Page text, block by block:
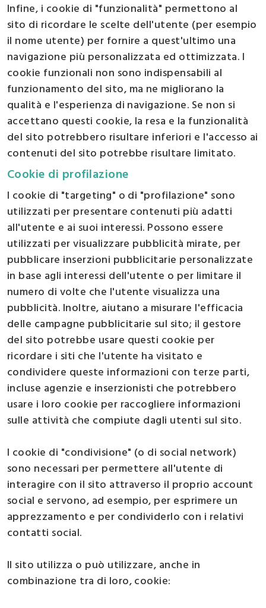
Infine, i cookie di "funzionalità" permettono al
sito di ricordare le scelte dell'utente (per esempio
il nome utente) per fornire a quest'ultimo una
navigazione più personalizzata ed ottimizzata. I
cookie funzionali non sono indispensabili al
funzionamento del sito, ma ne migliorano la
qualità e l'esperienza di navigazione. Se non si
accettano questi cookie, la resa e la funzionalità
del sito potrebbero risultare inferiori e l'accesso ai
contenuti del sito potrebbe risultare limitato.
Cookie di profilazione
I cookie di "targeting" o di "profilazione" sono
utilizzati per presentare contenuti più adatti
all'utente e ai suoi interessi. Possono essere
utilizzati per visualizzare pubblicità mirate, per
pubblicare inserzioni pubblicitarie personalizzate
in base agli interessi dell'utente o per limitare il
numero di volte che l'utente visualizza una
pubblicità. Inoltre, aiutano a misurare l'efficacia
delle campagne pubblicitarie sul sito; il gestore
del sito potrebbe usare questi cookie per
ricordare i siti che l'utente ha visitato e
condividere queste informazioni con terze parti,
incluse agenzie e inserzionisti che potrebbero
usare i loro cookie per raccogliere informazioni
sulle attività che compiute dagli utenti sul sito.
I cookie di "condivisione" (o di social network)
sono necessari per permettere all'utente di
interagire con il sito attraverso il proprio account
social e servono, ad esempio, per esprimere un
apprezzamento e per condividerlo con i relativi
contatti social.
Il sito utilizza o può utilizzare, anche in
combinazione tra di loro, cookie: